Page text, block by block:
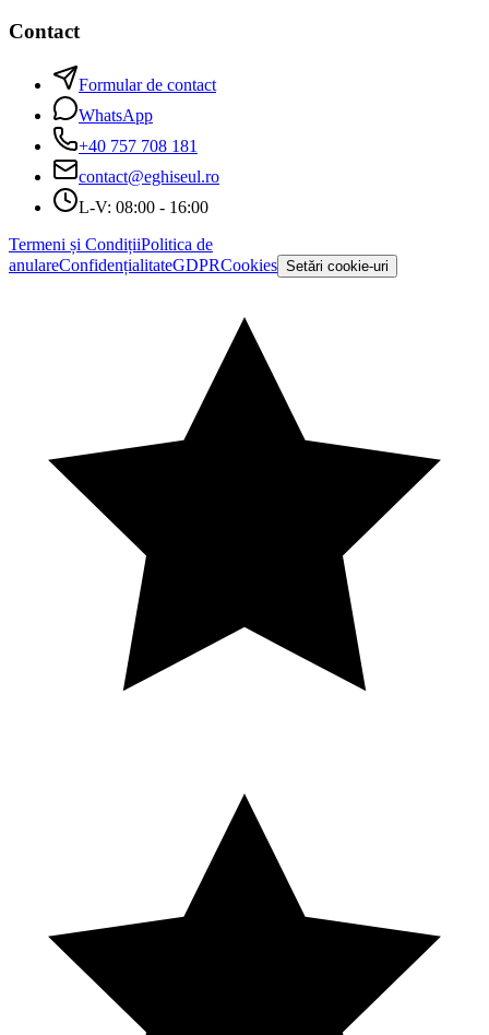
Contact
Formular de contact
WhatsApp
+40 757 708 181
contact@eghiseul.ro
L-V: 08:00 - 16:00
Termeni și CondițiiPolitica de
anulareConfidențialitateGDPRCookies Setări cookie-uri